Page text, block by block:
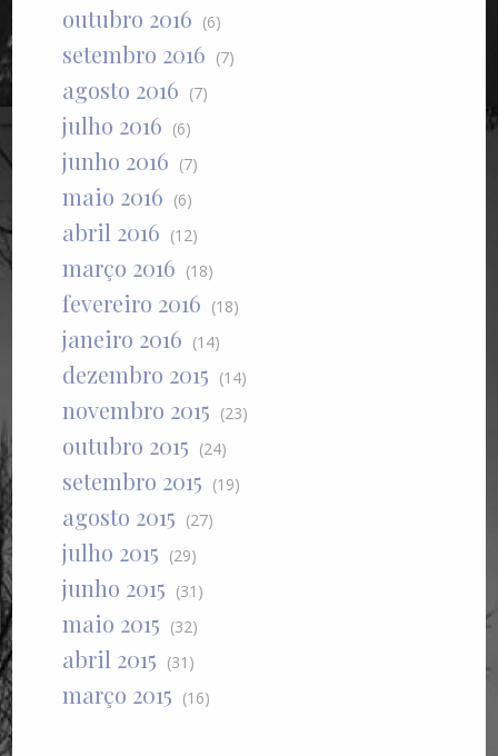
outubro 2016 (6)
setembro 2016 (7)
agosto 2016 (7)
julho 2016 (6)
junho 2016 (7)
maio 2016 (6)
abril 2016 (12)
março 2016 (18)
fevereiro 2016 (18)
janeiro 2016 (14)
dezembro 2015 (14)
novembro 2015 (23)
outubro 2015 (24)
setembro 2015 (19)
agosto 2015 (27)
julho 2015 (29)
junho 2015 (31)
maio 2015 (32)
abril 2015 (31)
março 2015 (16)